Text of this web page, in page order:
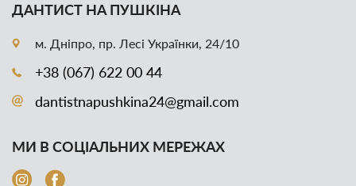
ДАНТИСТ НА ПУШКІНА
м. Дніпро, пр. Лесі Українки, 24/10
+38 (067) 622 00 44
dantistnapushkina24@gmail.com
МИ В СОЦІАЛЬНИХ МЕРЕЖАХ